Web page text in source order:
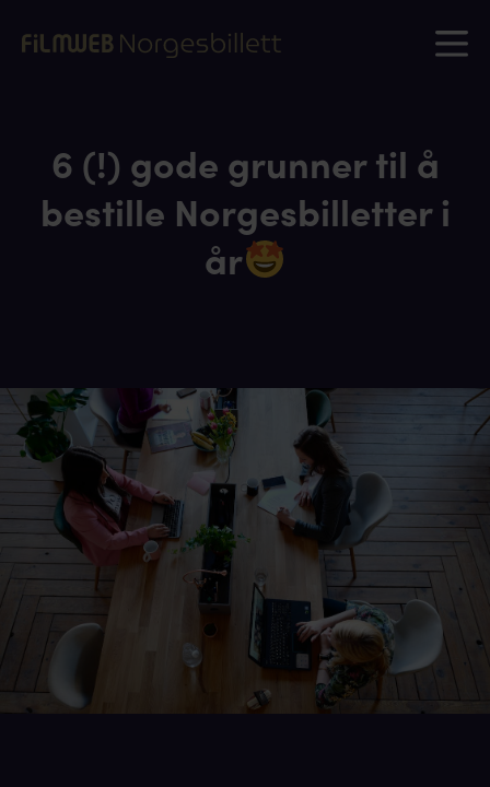
6 (!) gode grunner til å
bestille Norgesbilletter i
år